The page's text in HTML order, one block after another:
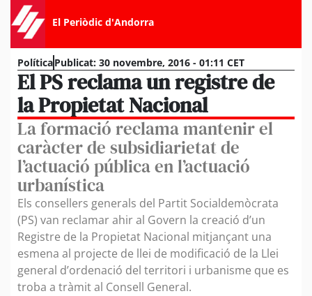
El Periòdic d'Andorra
PolíticaPublicat: 30 novembre, 2016 - 01:11 CET
El PS reclama un registre de
la Propietat Nacional
La formació reclama mantenir el
caràcter de subsidiarietat de
l’actuació pública en l’actuació
urbanística
Els consellers generals del Partit Socialdemòcrata
(PS) van reclamar ahir al Govern la creació d’un
Registre de la Propietat Nacional mitjançant una
esmena al projecte de llei de modificació de la Llei
general d’ordenació del territori i urbanisme que es
troba a tràmit al Consell General.